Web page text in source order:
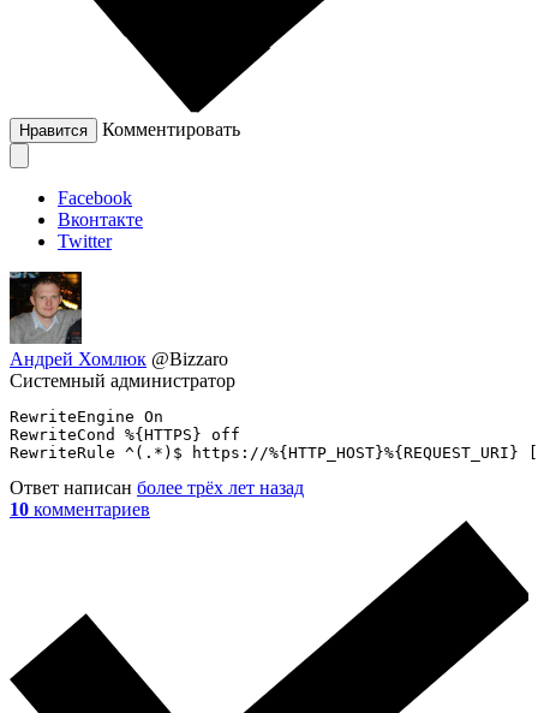
Нравится Комментировать
Facebook
Вконтакте
Twitter
Андрей Хомлюк @Bizzaro
Системный администратор
RewriteEngine On
RewriteCond %{HTTPS} off
RewriteRule ^(.*)$ https://%{HTTP_HOST}%{REQUEST_URI}
Ответ написан более трёх лет назад
10 комментариев